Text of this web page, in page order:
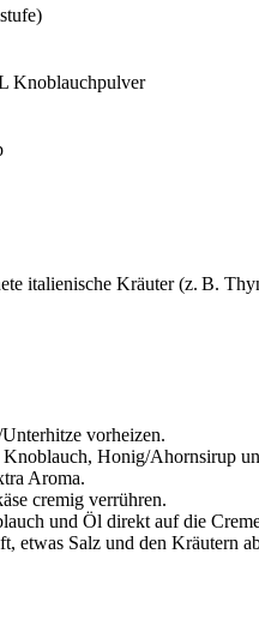
Knoblauchpulver
italienische Kräuter (z. B.
vorheizen.
Honig/Ahornsirup
Aroma.
cremig verrühren.
und Öl direkt auf die
etwas Salz und den Kräutern